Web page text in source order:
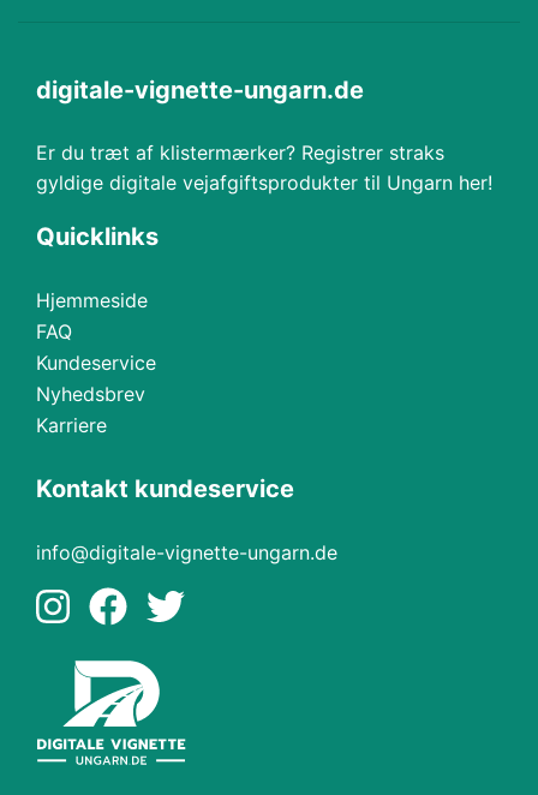
digitale-vignette-ungarn.de
Er du træt af klistermærker? Registrer straks
gyldige digitale vejafgiftsprodukter til Ungarn her!
Quicklinks
Hjemmeside
FAQ
Kundeservice
Nyhedsbrev
Karriere
Kontakt kundeservice
info@digitale-vignette-ungarn.de